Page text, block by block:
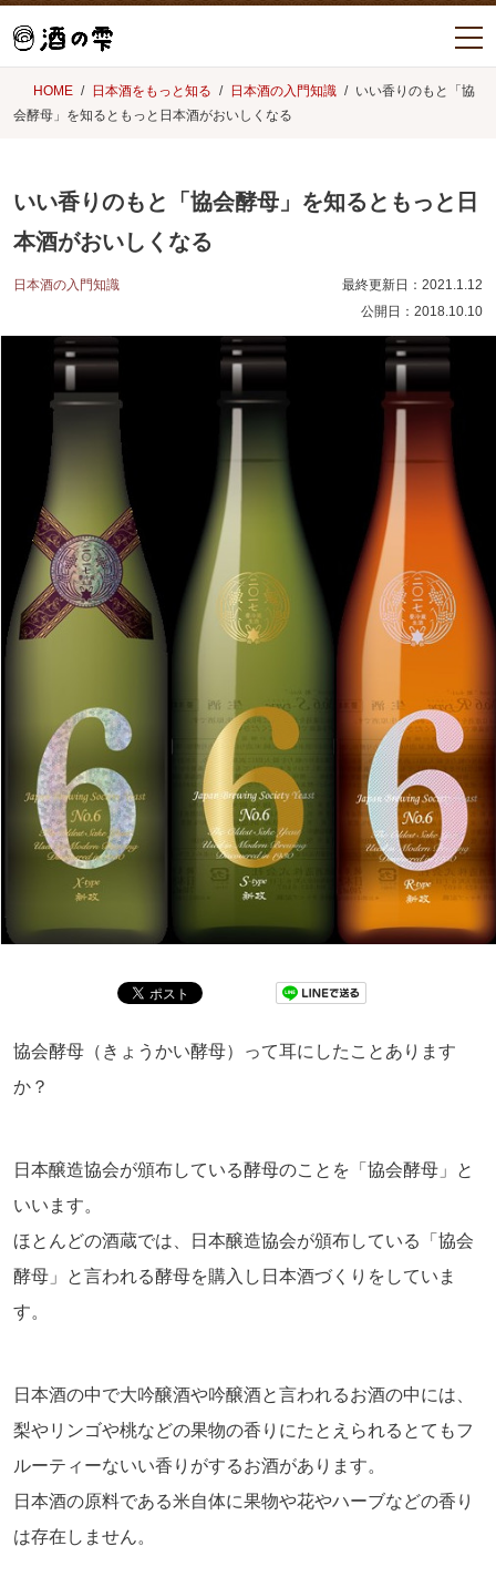
HOME 日本酒をもっと知る 日本酒の入門知識
いい香りのもと「協
会酵母」を知るともっと日本酒がおいしくなる
いい香りのもと「協会酵母」を知るともっと日
本酒がおいしくなる
日本酒の入門知識 最終更新日： 2021.1.12
公開日： 2018.10.10
協会酵母（きょうかい酵母）って耳にしたことあります
か？
日本醸造協会が頒布している酵母のことを「協会酵母」と
いいます。
ほとんどの酒蔵では、日本醸造協会が頒布している「協会
酵母」と言われる酵母を購入し日本酒づくりをしていま
す。
日本酒の中で大吟醸酒や吟醸酒と言われるお酒の中には、
梨やリンゴや桃などの果物の香りにたとえられるとてもフ
ルーティーないい香りがするお酒があります。
日本酒の原料である米自体に果物や花やハーブなどの香り
は存在しません。